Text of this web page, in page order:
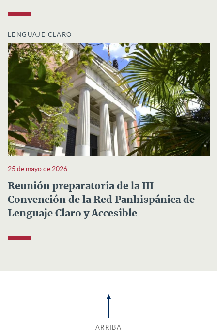
LENGUAJE CLARO
25 de mayo de 2026
Reunión preparatoria de la III
Convención de la Red Panhispánica de
Lenguaje Claro y Accesible
ARRIBA